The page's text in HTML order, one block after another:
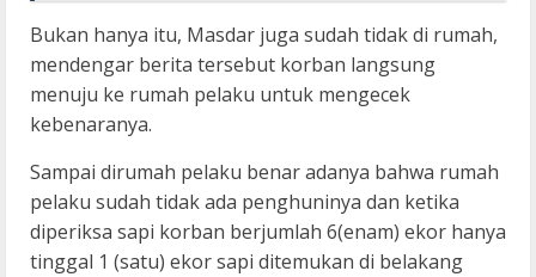
Bukan hanya itu, Masdar juga sudah tidak di rumah,
mendengar berita tersebut korban langsung
menuju ke rumah pelaku untuk mengecek
kebenaranya.
Sampai dirumah pelaku benar adanya bahwa rumah
pelaku sudah tidak ada penghuninya dan ketika
diperiksa sapi korban berjumlah 6(enam) ekor hanya
tinggal 1 (satu) ekor sapi ditemukan di belakang